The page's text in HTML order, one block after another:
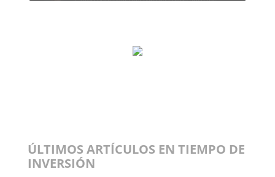
ÚLTIMOS ARTÍCULOS EN TIEMPO DE
INVERSIÓN